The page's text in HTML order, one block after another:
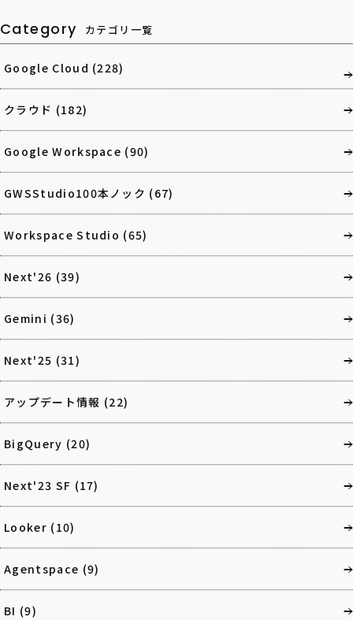
Category カテゴリ一覧
Google Cloud (228)
クラウド (182)
Google Workspace (90)
GWSStudio100本ノック (67)
Workspace Studio (65)
Next'26 (39)
Gemini (36)
Next'25 (31)
アップデート情報 (22)
BigQuery (20)
Next'23 SF (17)
Looker (10)
Agentspace (9)
BI (9)